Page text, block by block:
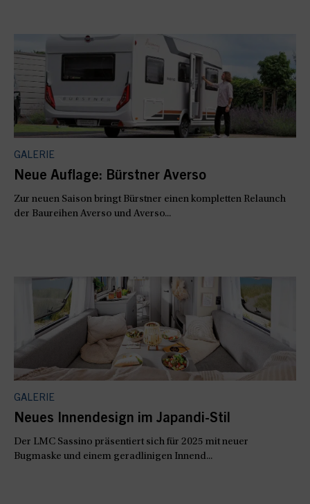
GALERIE
Neue Auflage: Bürstner Averso
Zur neuen Saison bringt Bürstner einen kompletten Relaunch
der Baureihen Averso und Averso...
GALERIE
Neues Innendesign im Japandi-Stil
Der LMC Sassino präsentiert sich für 2025 mit neuer
Bugmaske und einem geradlinigen Innend...